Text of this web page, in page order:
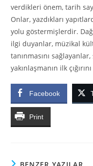
verdikleri önem, tarih
Onlar, yazdıkları
yolu göstermişlerdir.
ilgi duyanlar, müzikal
tanınmasını
yakınlaşmanın ilk
Facebook
Print